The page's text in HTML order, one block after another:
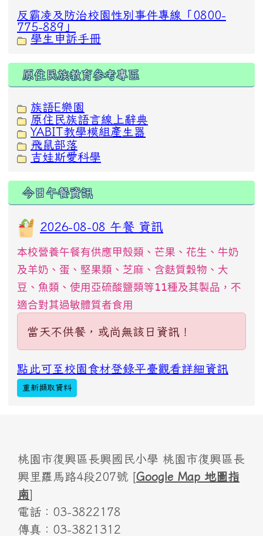
反霸凌及防治校園性別事件專線「0800-
775-889」
學生申訴手冊
原住民族教育參考專區
族語E樂園
原住民族語言線上辭典
YABIT教學模組產生器
飛鼠部落
吉娃斯愛科學
今日午餐資訊
2026-08-08 午餐 資訊
本校營養午餐有供應甲殼類、芒果、花生、牛奶
及羊奶、蛋、堅果類、芝麻、含麩質穀物、大
豆、魚類、使用亞硫酸鹽類等11種及其製品，不
適合對其過敏體質者食用
當天不供餐，或尚無該日資訊！
點此可至校園食材登錄平臺觀看詳細資訊
重新擷取資料
桃園市復興區長興國民小學 桃園市復興區長
興里羅馬路4段207號 [Google Map 地圖指
南]
電話：03-3822178
傳真：03-3821312